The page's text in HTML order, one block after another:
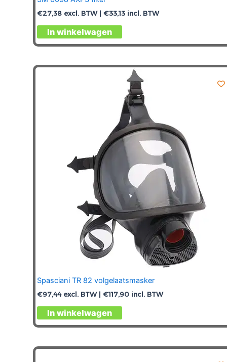
€27,38 excl. BTW | €33,13 incl. BTW
In winkelwagen
Spasciani TR 82 volgelaatsmasker
€97,44excl. BTW | €117,90 incl. BTW
In winkelwagen